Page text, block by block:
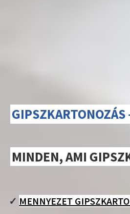
GIPSZKARTONOZÁS
MINDEN, AMI
✓ MENNYEZET